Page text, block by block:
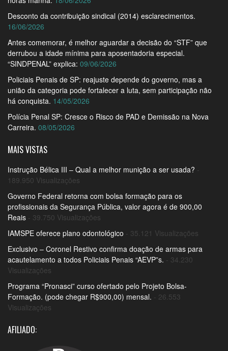
Desconto da contribuição sindical (2014) esclarecimentos.
16/06/2026
Antes comemorar, é melhor aguardar a decisão do “STF” que
derrubou a idade mínima para aposentadoria especial.
“SINDPENAL” explica: 09/06/2026
Policiais Penais de SP: reajuste depende do governo, mas a
união da categoria pode fortalecer a luta, sem participação não
há conquista. 14/05/2026
Polícia Penal SP: Cresce o Risco de PAD e Demissão na Nova
Carreira. 08/05/2026
MAIS VISTAS
Instrução Bélica III – Qual a melhor munição a ser usada? -
189.950 Visualizações
Governo Federal retorna com bolsa formação para os
profissionais da Segurança Pública, valor agora é de 900,00
Reais - 39.750 Visualizações
IAMSPE oferece plano odontológico - 35.121 Visualizações
Exclusivo – Coronel Restivo confirma doação de armas para
acautelamento a todos Policiais Penais “AEVP”s. - 34.230
Visualizações
Programa “Pronasci” curso ofertado pelo Projeto Bolsa-
Formação. (pode chegar R$900,00) mensal. - 26.553
Visualizações
AFILIADO: